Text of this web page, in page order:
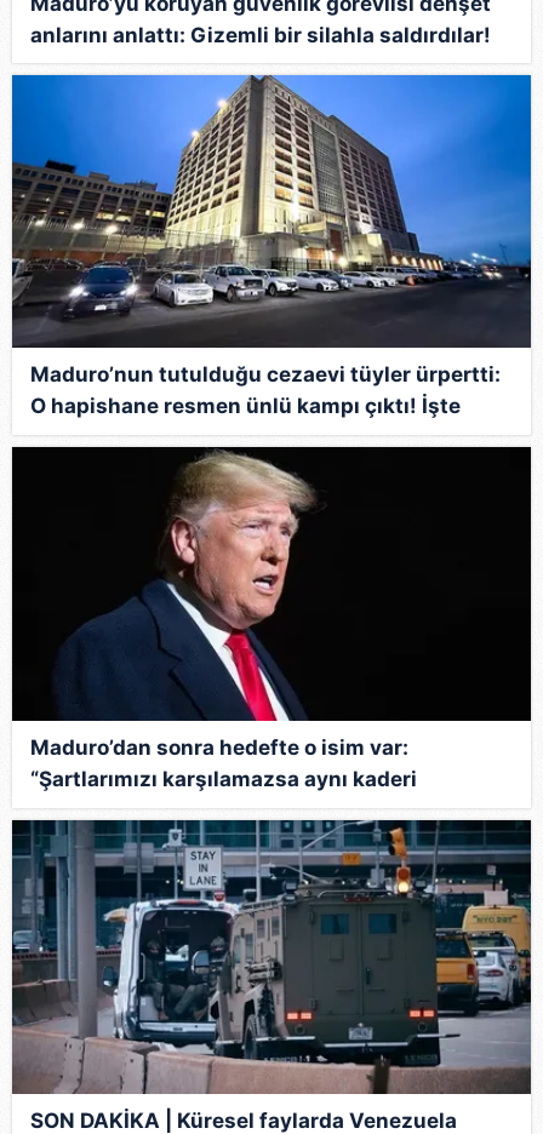
anlarını anlattı: Gizemli bir silahla saldırdılar!
Maduro’nun tutulduğu cezaevi tüyler ürpertti:
O hapishane resmen ünlü kampı çıktı! İşte
görenleri şoke eden liste
Maduro’dan sonra hedefte o isim var:
“Şartlarımızı karşılamazsa aynı kaderi
paylaşır!”
SON DAKİKA | Küresel faylarda Venezuela